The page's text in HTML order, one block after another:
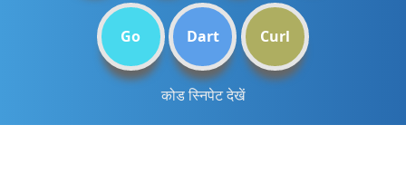
Go Dart Curl
कोड स्निपेट देखें